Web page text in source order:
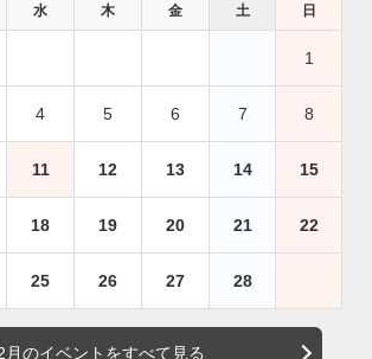
水 木 金 土 日
1
4 5 6 7 8
11 12 13 14 15
18 19 20 21 22
25 26 27 28
月のイベントをすべて見る